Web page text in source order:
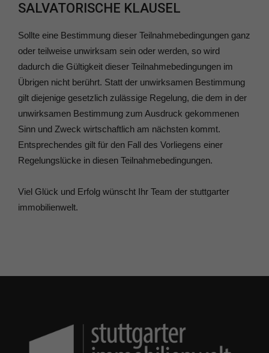
SALVATORISCHE KLAUSEL
Sollte eine Bestimmung dieser Teilnahmebedingungen ganz
oder teilweise unwirksam sein oder werden, so wird
dadurch die Gültigkeit dieser Teilnahmebedingungen im
Übrigen nicht berührt. Statt der unwirksamen Bestimmung
gilt diejenige gesetzlich zulässige Regelung, die dem in der
unwirksamen Bestimmung zum Ausdruck gekommenen
Sinn und Zweck wirtschaftlich am nächsten kommt.
Entsprechendes gilt für den Fall des Vorliegens einer
Regelungslücke in diesen Teilnahmebedingungen.
Viel Glück und Erfolg wünscht Ihr Team der stuttgarter
immobilienwelt.